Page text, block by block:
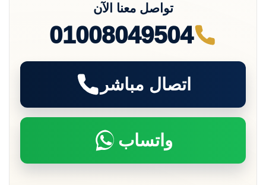
تواصل معنا الآن
01008049504
اتصال مباشر
واتساب